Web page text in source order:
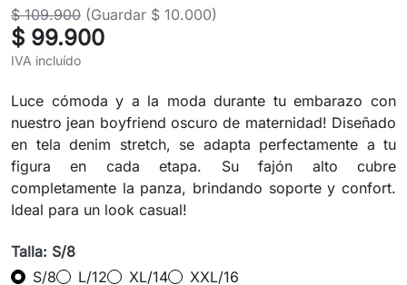
$ 109.900 (Guardar $ 10.000)
$ 99.900
IVA incluído
Luce cómoda y a la moda durante tu embarazo con
nuestro jean boyfriend oscuro de maternidad! Diseñado
en tela denim stretch, se adapta perfectamente a tu
figura en cada etapa. Su fajón alto cubre
completamente la panza, brindando soporte y confort.
Ideal para un look casual!
Talla: S/8
S/8
L/12 XL/14 XXL/16